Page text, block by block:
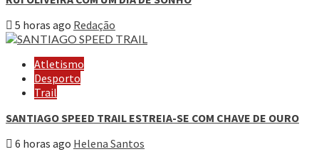
5 horas ago Redação
Atletismo
Desporto
Trail
SANTIAGO SPEED TRAIL ESTREIA-SE COM CHAVE DE OURO
6 horas ago Helena Santos